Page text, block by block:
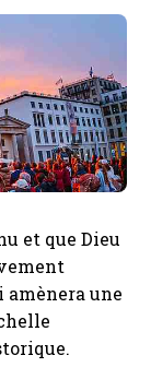
et que Dieu
amènera une